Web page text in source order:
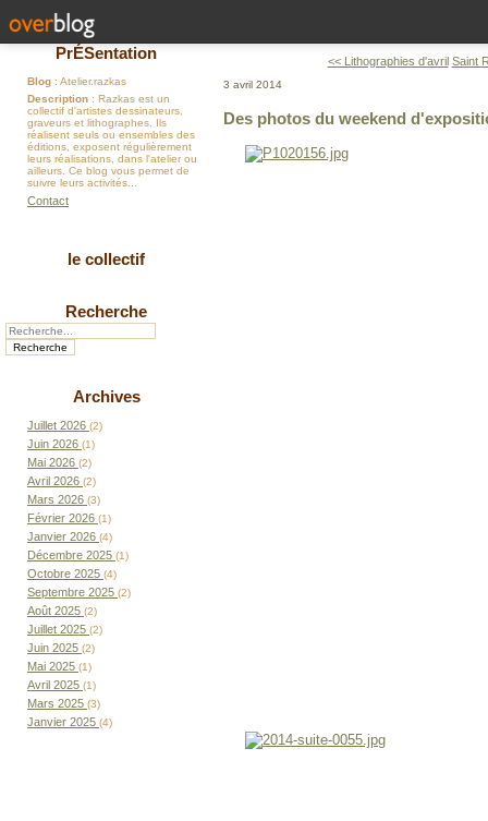
PrÉSentation
Blog : Atelier.razkas
Description : Razkas est un
collectif d'artistes dessinateurs,
graveurs et lithographes. Ils
réalisent seuls ou ensembles des
éditions, exposent régulièrement
leurs réalisations, dans l'atelier ou
ailleurs. Ce blog vous permet de
suivre leurs activités...
Contact
le collectif
Recherche
Archives
Juillet 2026 (2)
Juin 2026 (1)
Mai 2026 (2)
Avril 2026 (2)
Mars 2026 (3)
Février 2026 (1)
Janvier 2026 (4)
Décembre 2025 (1)
Octobre 2025 (4)
Septembre 2025 (2)
Août 2025 (2)
Juillet 2025 (2)
Juin 2025 (2)
Mai 2025 (1)
Avril 2025 (1)
Mars 2025 (3)
Janvier 2025 (4)
<< Lithographies d'avril Saint
3 avril 2014
Des photos du weekend